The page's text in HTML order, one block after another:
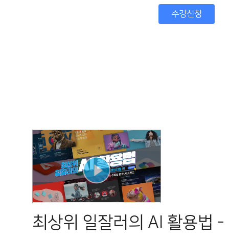
수강신청
최상위 일잘러의 AI 활용법